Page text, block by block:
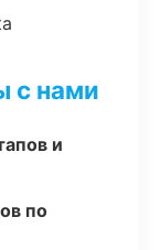
с нами
и
по